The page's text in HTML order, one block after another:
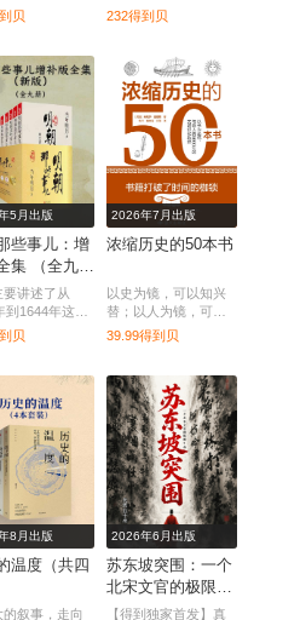
精髓。
贝
原真实。
232得到贝
5月出版
些事儿：增
集 （全九
要讲述了从
到1644年这三
于明朝的一
贝
2026年7月出版
浓缩历史的50本书
以史为镜，可以知兴
替；以人为镜，可以
明得失。翻开此书，
39.99得到贝
8月出版
温度（共四
的叙事，走向
2026年6月出版
苏东坡突围：一个
北宋文官的极限生
存
【得到独家首发】真